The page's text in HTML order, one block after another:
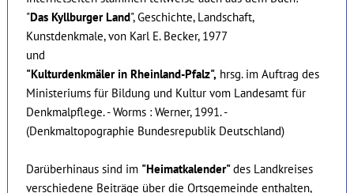
"Das Kyllburger Land", Geschichte, Landschaft,
Kunstdenkmale, von Karl E. Becker, 1977
und
"Kulturdenkmäler in Rheinland-Pfalz", hrsg. im Auftrag des
Ministeriums für Bildung und Kultur vom Landesamt für
Denkmalpflege. - Worms : Werner, 1991. -
(Denkmaltopographie Bundesrepublik Deutschland)
Darüberhinaus sind im "Heimatkalender"des Landkreises
verschiedene Beiträge über die Ortsgemeinde enthalten,